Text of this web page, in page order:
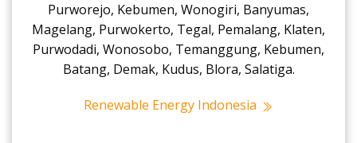
Purworejo, Kebumen, Wonogiri, Banyumas,
Magelang, Purwokerto, Tegal, Pemalang, Klaten,
Purwodadi, Wonosobo, Temanggung, Kebumen,
Batang, Demak, Kudus, Blora, Salatiga.
Renewable Energy Indonesia